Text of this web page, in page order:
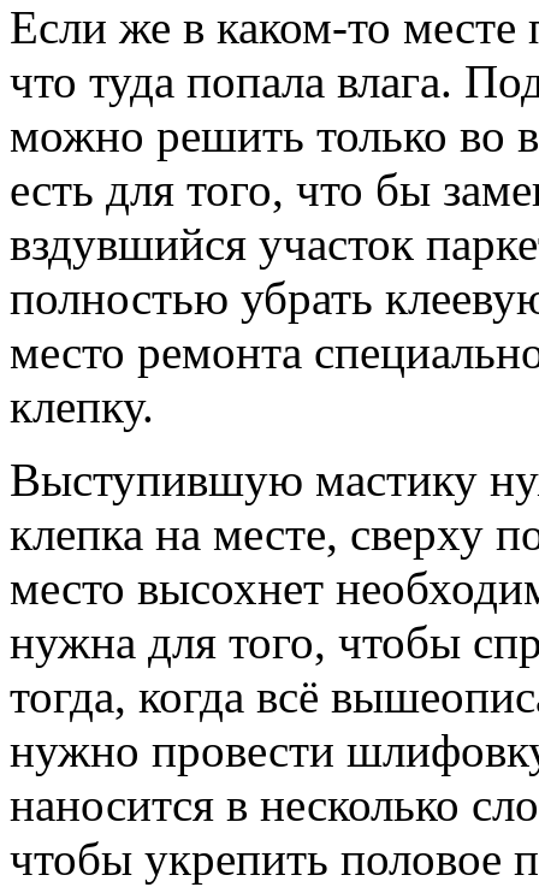
Если же в каком-то месте
что туда попала влага.
можно решить только во
есть для того, что бы
вздувшийся участок
полностью убрать
место ремонта
клепку.
Выступившую мастику
клепка на месте, сверху
место высохнет
нужна для того, чтобы
тогда, когда всё
нужно провести
наносится в несколько
чтобы укрепить половое